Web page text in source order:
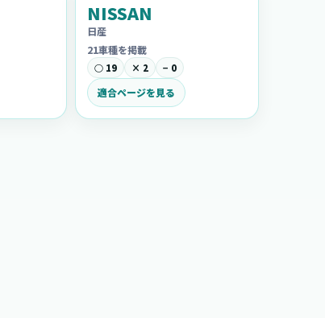
NISSAN
日産
21車種を掲載
○ 19 × 2 − 0
適合ページを見る